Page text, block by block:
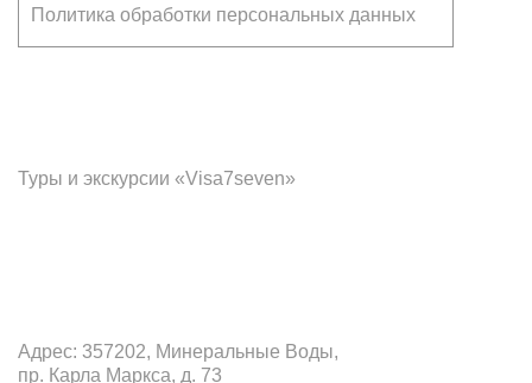
Адрес: 357202, Минеральные Воды,
пр. Карла Маркса, д. 73
Политика обработки персональных данных
Туры и экскурсии «Visa7seven»